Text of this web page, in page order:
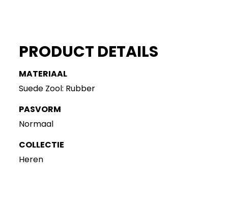
PRODUCT DETAILS
MATERIAAL
Suede Zool: Rubber
PASVORM
Normaal
COLLECTIE
Heren